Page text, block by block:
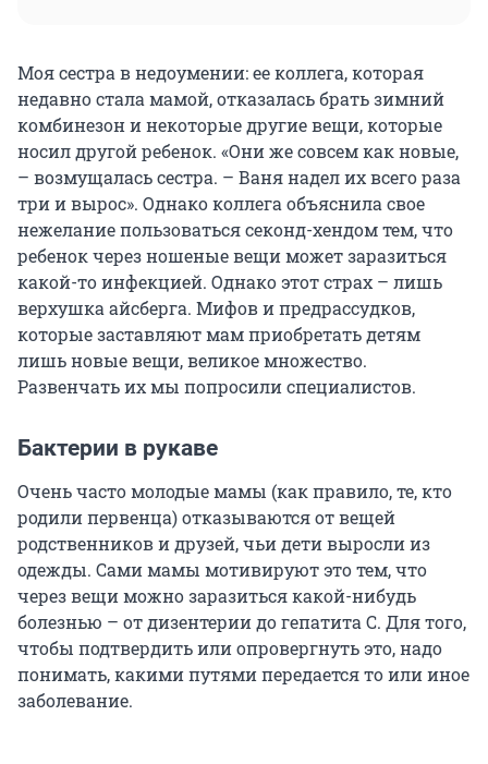
Моя сестра в недоумении: ее коллега, которая
недавно стала мамой, отказалась брать зимний
комбинезон и некоторые другие вещи, которые
носил другой ребенок. «Они же совсем как новые,
– возмущалась сестра. – Ваня надел их всего раза
три и вырос». Однако коллега объяснила свое
нежелание пользоваться секонд-хендом тем, что
ребенок через ношеные вещи может заразиться
какой-то инфекцией. Однако этот страх – лишь
верхушка айсберга. Мифов и предрассудков,
которые заставляют мам приобретать детям
лишь новые вещи, великое множество.
Развенчать их мы попросили специалистов.
Бактерии в рукаве
Очень часто молодые мамы (как правило, те, кто
родили первенца) отказываются от вещей
родственников и друзей, чьи дети выросли из
одежды. Сами мамы мотивируют это тем, что
через вещи можно заразиться какой-нибудь
болезнью – от дизентерии до гепатита С. Для того,
чтобы подтвердить или опровергнуть это, надо
понимать, какими путями передается то или иное
заболевание.